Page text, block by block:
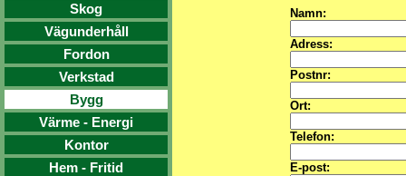
Skog
Vägunderhåll
Fordon
Verkstad
Bygg
Värme - Energi
Kontor
Hem - Fritid
Namn:
Adress:
Postnr:
Ort:
Telefon:
E-post: